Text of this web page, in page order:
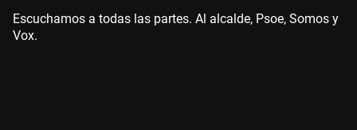
Escuchamos a todas las partes. Al alcalde, Psoe, Somos y
Vox.